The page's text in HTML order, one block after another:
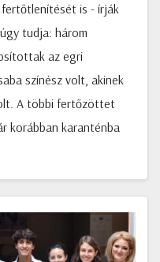
is - írják
tudja: három
az egri
színész volt, akinek
A többi fertőzöttet
korábban karanténba